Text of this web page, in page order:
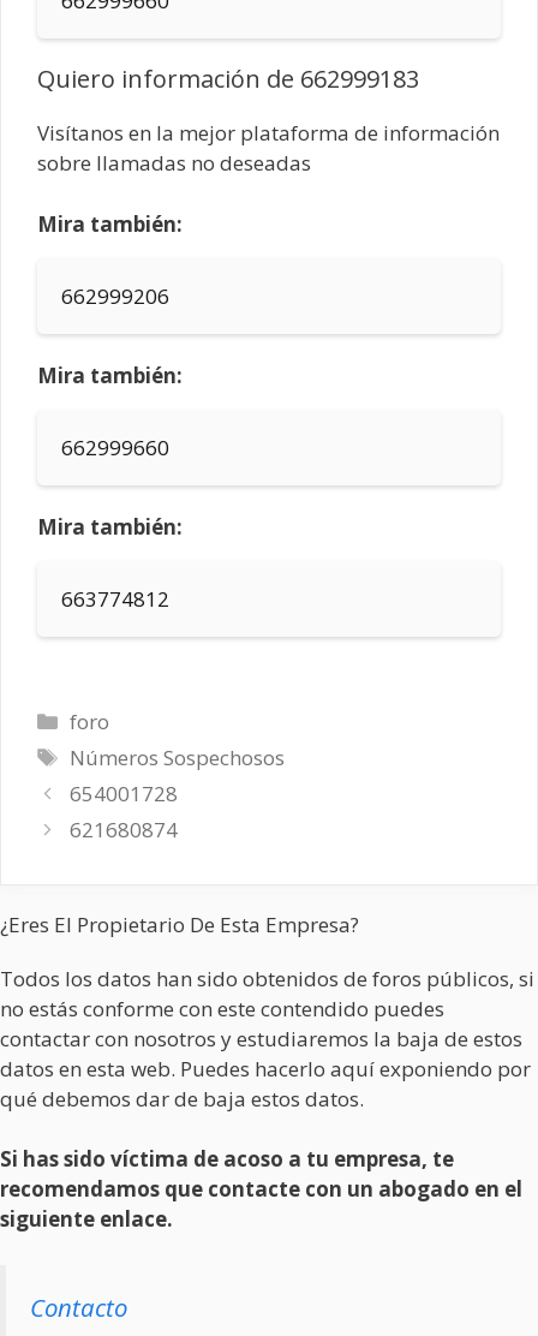
Quiero información de 662999183
Visítanos en la mejor plataforma de información
sobre llamadas no deseadas
Mira también:
662999206
Mira también:
662999660
Mira también:
663774812
Categorías
foro
Etiquetas
Números Sospechosos
654001728
621680874
¿Eres El Propietario De Esta Empresa?
Todos los datos han sido obtenidos de foros públicos, si
no estás conforme con este contendido puedes
contactar con nosotros y estudiaremos la baja de estos
datos en esta web. Puedes hacerlo aquí exponiendo por
qué debemos dar de baja estos datos.
Si has sido víctima de acoso a tu empresa, te
recomendamos que contacte con un abogado en el
siguiente enlace.
Contacto